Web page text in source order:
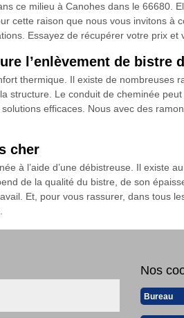
ce milieu à Canohes dans le 66680.
cette raison que nous vous invitons à
Essayez de récupérer votre prix et
l’enlèvement de bistre
thermique. Il existe de nombreuses
structure. Le conduit de cheminée
efficaces. Nous avec des
cher
à l’aide d’une débistreuse. Il existe
de la qualité du bistre, de son
Et, pour vous rassurer, dans tous
Nos
Bureau